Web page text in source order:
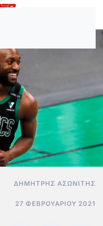
ΔΗΜΉΤΡΗΣ ΑΣΩΝΊΤΗΣ
27 ΦΕΒΡΟΥΑΡΊΟΥ 2021